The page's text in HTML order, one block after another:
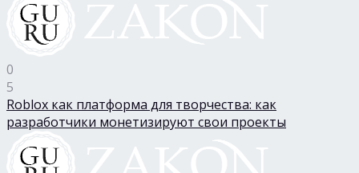
0
5
Roblox как платформа для творчества: как
разработчики монетизируют свои проекты